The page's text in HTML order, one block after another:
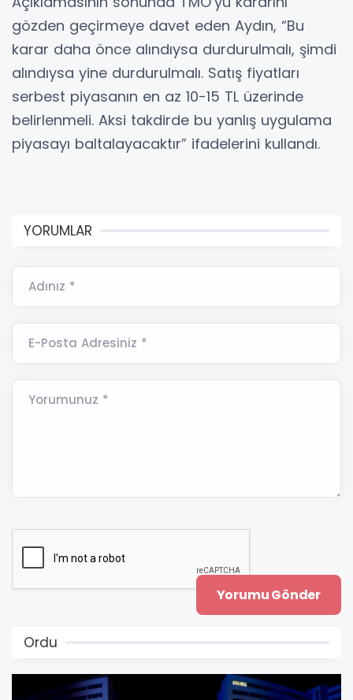
gözden geçirmeye davet eden Aydın, “Bu
karar daha önce alındıysa durdurulmalı, şimdi
alındıysa yine durdurulmalı. Satış fiyatları
serbest piyasanın en az 10-15 TL üzerinde
belirlenmeli. Aksi takdirde bu yanlış uygulama
piyasayı baltalayacaktır” ifadelerini kullandı.
YORUMLAR
Adınız *
E-Posta Adresiniz *
Yorumunuz *
Ordu